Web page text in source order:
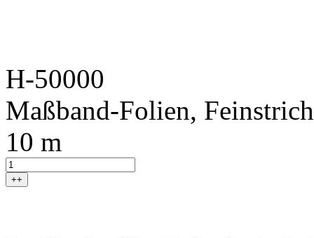
H-50000
Maßband-Folien,
10 m
++